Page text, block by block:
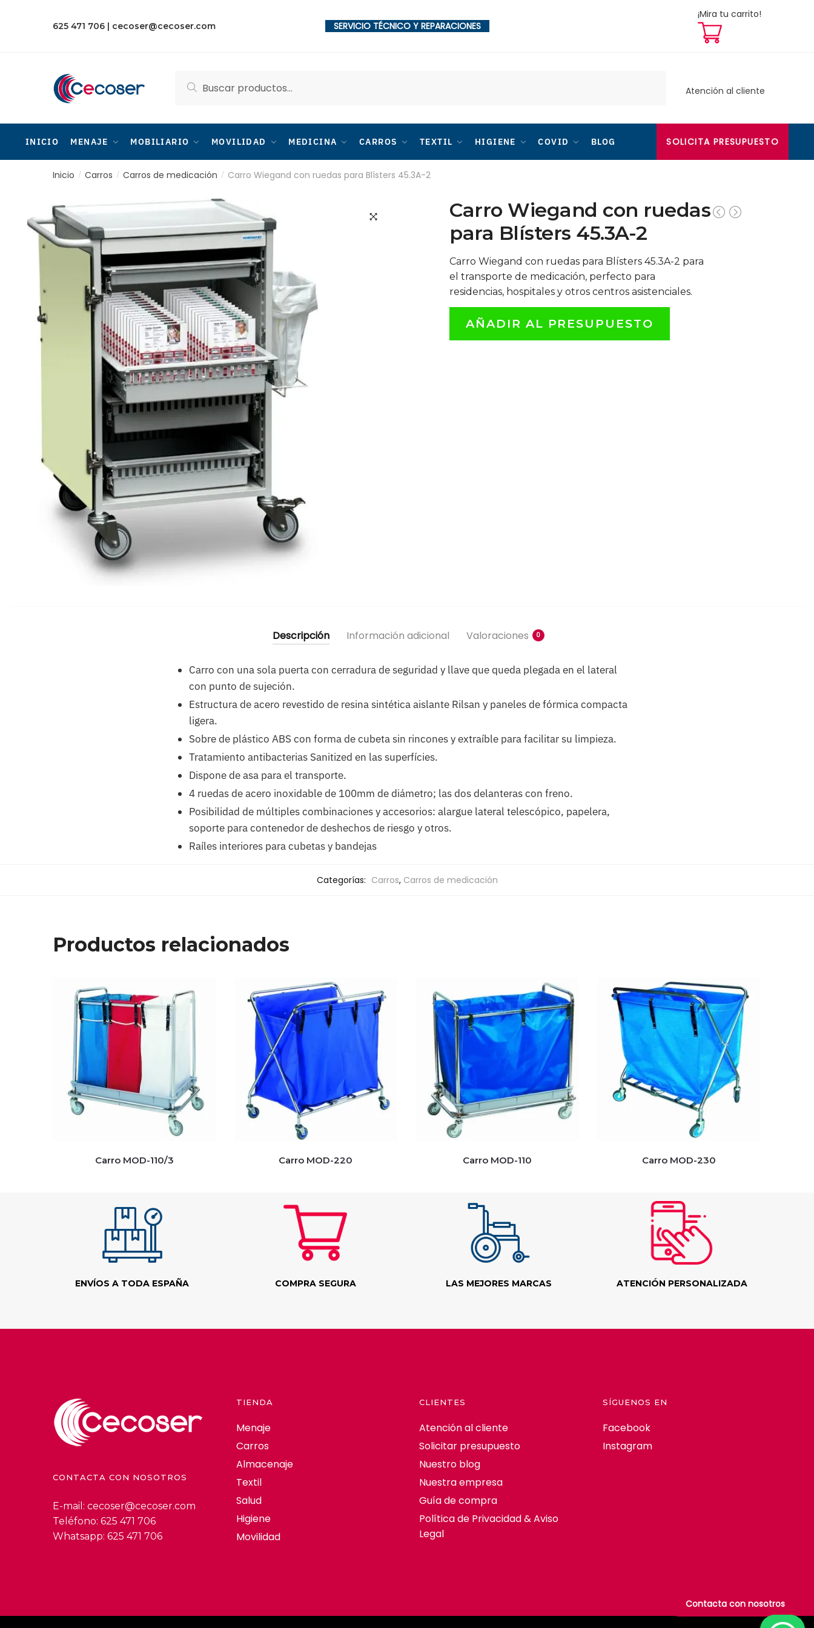
625 471 706 | cecoser@cecoser.com SERVICIO TÉCNICO Y REPARACIONES
¡Mira tu carrito!
por:
Buscar Atención al cliente
INICIO MENAJE MOBILIARIO MOVILIDAD MEDICINA CARROS TEXTIL HIGIENE COVID BLOG SOLICITA PRESUPUESTO
Inicio / Carros / Carros de medicación / Carro Wiegand con ruedas para Blísters 45.3A-2
Carro Wiegand con ruedas
para Blísters 45.3A-2
Carro Wiegand con ruedas para Blísters 45.3A-2 para
el transporte de medicación, perfecto para
residencias, hospitales y otros centros asistenciales.
AÑADIR AL PRESUPUESTO
Contacta con nosotros
Descripción Información adicional Valoraciones 0
Carro con una sola puerta con cerradura de seguridad y llave que queda plegada en el lateral
con punto de sujeción.
Estructura de acero revestido de resina sintética aislante Rilsan y paneles de fórmica compacta
ligera.
Sobre de plástico ABS con forma de cubeta sin rincones y extraíble para facilitar su limpieza.
Tratamiento antibacterias Sanitized en las superfícies.
Dispone de asa para el transporte.
4 ruedas de acero inoxidable de 100mm de diámetro; las dos delanteras con freno.
Posibilidad de múltiples combinaciones y accesorios: alargue lateral telescópico, papelera,
soporte para contenedor de deshechos de riesgo y otros.
Raíles interiores para cubetas y bandejas
Categorías: Carros, Carros de medicación
Productos relacionados
Carro MOD-110/3 Carro MOD-220 Carro MOD-110 Carro MOD-230
ENVÍOS A TODA ESPAÑA COMPRA SEGURA LAS MEJORES MARCAS ATENCIÓN PERSONALIZADA
CONTACTA CON NOSOTROS
E-mail: cecoser@cecoser.com
Teléfono: 625 471 706
Whatsapp: 625 471 706
TIENDA
Menaje
Carros
Almacenaje
Textil
Salud
Higiene
Movilidad
CLIENTES
Atención al cliente
Solicitar presupuesto
Nuestro blog
Nuestra empresa
Guía de compra
Política de Privacidad & Aviso
Legal
SÍGUENOS EN
Facebook
Instagram